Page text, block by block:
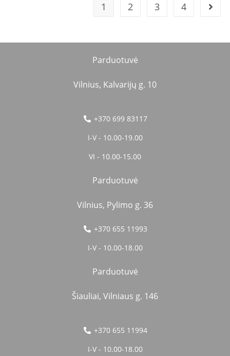
1 2 3 4
Parduotuvė
Vilnius, Kalvarijų g. 10
+370 699 83117
I-V - 10.00-19.00
VI - 10.00-15.00
Parduotuvė
Vilnius, Pylimo g. 36
+370 655 11993
I-V - 10.00-18.00
Parduotuvė
Šiauliai, Vilniaus g. 146
+370 655 11994
I-V - 10.00-18.00